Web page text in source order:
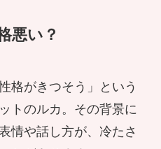
悪い？
格がきつそう」という
トのルカ。その背景に
情や話し方が、冷たさ